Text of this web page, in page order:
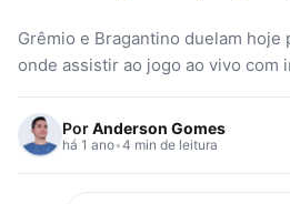
Grêmio e Bragantino duelam hoje
onde assistir ao jogo ao vivo com
PorAnderson Gomes
há 1 ano•4 min de leitura